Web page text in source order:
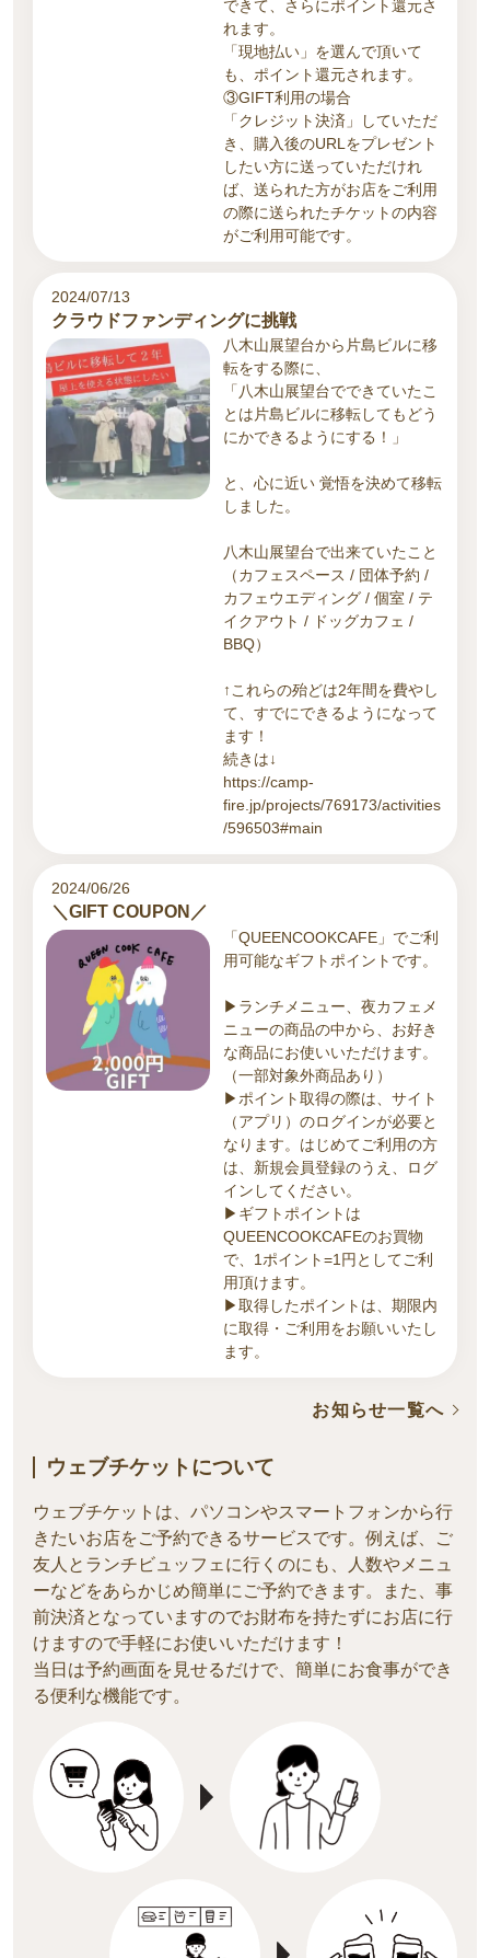
お知らせ一覧へ
できて、さらにポイント還元さ
れます。
「現地払い」を選んで頂いて
も、ポイント還元されます。
③GIFT利用の場合
「クレジット決済」していただ
き、購入後のURLをプレゼント
したい方に送っていただけれ
ば、送られた方がお店をご利用
の際に送られたチケットの内容
がご利用可能です。
2024/07/13
クラウドファンディングに挑戦
八木山展望台から片島ビルに移
転をする際に、
「八木山展望台でできていたこ
とは片島ビルに移転してもどう
にかできるようにする！」
と、心に近い 覚悟を決めて移転
しました。
八木山展望台で出来ていたこと
（カフェスペース / 団体予約 /
カフェウエディング / 個室 / テ
イクアウト / ドッグカフェ /
BBQ）
↑これらの殆どは2年間を費やし
て、すでにできるようになって
ます！
続きは↓
https://camp-
fire.jp/projects/769173/activities
/596503#main
2024/06/26
＼GIFT COUPON／
「QUEENCOOKCAFE」でご利
用可能なギフトポイントです。
▶ランチメニュー、夜カフェメ
ニューの商品の中から、お好き
な商品にお使いいただけます。
（一部対象外商品あり）
▶ポイント取得の際は、サイト
（アプリ）のログインが必要と
なります。はじめてご利用の方
は、新規会員登録のうえ、ログ
インしてください。
▶ギフトポイントは
QUEENCOOKCAFEのお買物
で、1ポイント=1円としてご利
用頂けます。
▶取得したポイントは、期限内
に取得・ご利用をお願いいたし
ます。
ウェブチケットについて
ウェブチケットは、パソコンやスマートフォンから行
きたいお店をご予約できるサービスです。例えば、ご
友人とランチビュッフェに行くのにも、人数やメニ ュ
ーなどをあらかじめ簡単にご予約できます。また、事
前決済となっていますのでお財布を持たずにお店に行
けますので手軽にお使いいただけます！
当日は予約画面を見せるだけで、簡単にお食事ができ
る便利な機能です。